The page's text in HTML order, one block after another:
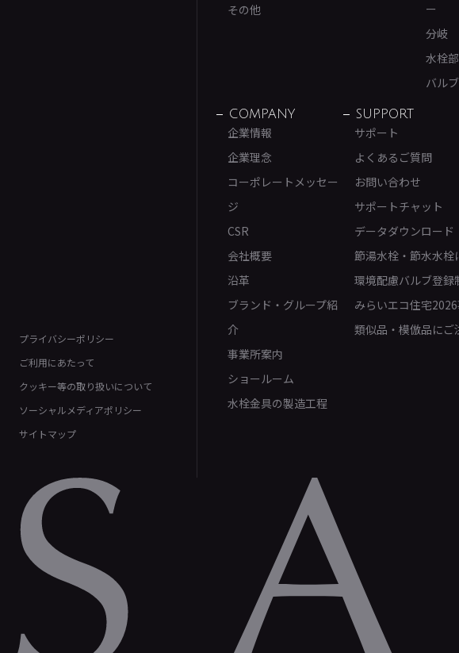
プライバシーポリシー
ご利用にあたって
クッキー等の取り扱いについて
ソーシャルメディアポリシー
サイトマップ
その他
ー
分岐
水栓
バルブ
COMPANY
企業情報
企業理念
コーポレートメッセー
ジ
CSR
会社概要
沿革
ブランド・グループ紹
介
事業所案内
ショールーム
水栓金具の製造工程
SUPPORT
サポート
よくあるご質問
お問い合わせ
サポートチャット
データダウンロード
節湯水栓・節水水栓
環境配慮バルブ登録
みらいエコ住宅
類似品・模倣品にご